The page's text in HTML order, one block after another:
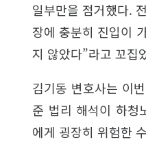
일부만을 점거했다.
장에 충분히 진입이
지 않았다”라고 꼬집
김기동 변호사는 이
준 법리 해석이 하청
에게 굉장히 위험한